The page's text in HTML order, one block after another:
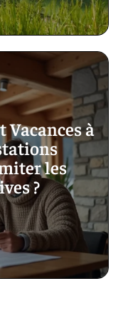
à
les
?